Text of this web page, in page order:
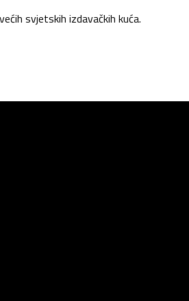
svjetskih izdavačkih kuća.